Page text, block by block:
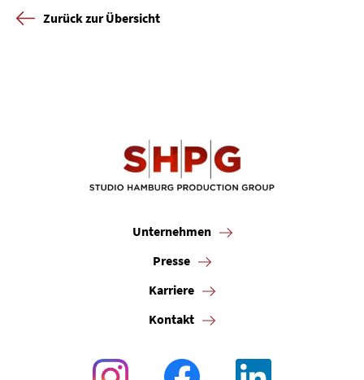
Zurück zur Übersicht
Unternehmen
Presse
Karriere
Kontakt